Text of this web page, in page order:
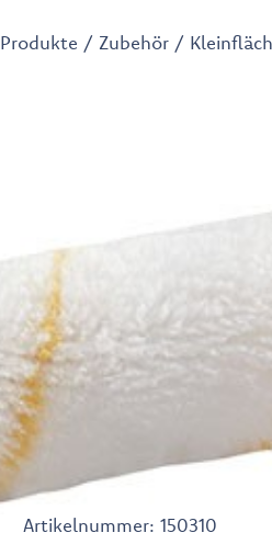
Produkte / Zubehör /
Artikelnummer:150310